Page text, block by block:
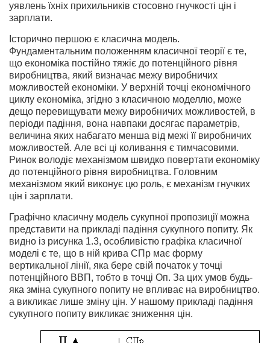
уявлень їхніх прихильників стосовно гнучкості цін і
зарплати.
Історично першою є класична модель.
Фундаментальним положенням класичної теорії є те,
що економіка постійно тяжіє до потенційного рівня
виробництва, який визначає межу виробничих
можливостей економіки. У верхній точці економічного
циклу економіка, згідно з класичною моделлю, може
дещо перевищувати межу виробничих можливостей, в
періоди падіння, вона навпаки досягає параметрів,
величина яких набагато менша від межі її виробничих
можливостей. Але всі ці коливання є тимчасовими.
Ринок володіє механізмом швидко повертати економіку
до потенційного рівня виробництва. Головним
механізмом який виконує цю роль, є механізм гнучких
цін і зарплати.
Графічно класичну модель сукупної пропозиції можна
представити на прикладі падіння сукупного попиту. Як
видно із рисунка 1.3, особливістю графіка класичної
моделі є те, що в ній крива СПр має форму
вертикальної лінії, яка бере свій початок у точці
потенційного ВВП, тобто в точці Оп. За цих умов будь-
яка зміна сукупного попиту не впливає на виробництво.
а викликає лише зміну цін. У нашому прикладі падіння
сукупного попиту викликає зниження цін.